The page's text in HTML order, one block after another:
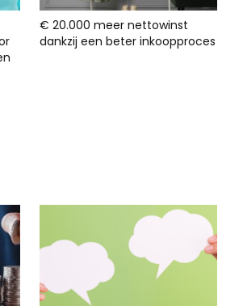
€ 20.000 meer nettowinst
dankzij een beter inkoopproces